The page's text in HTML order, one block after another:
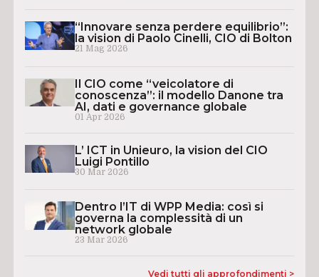
“Innovare senza perdere equilibrio”:
la vision di Paolo Cinelli, CIO di Bolton
21 Mag 2026
Il CIO come “veicolatore di
conoscenza”: il modello Danone tra
AI, dati e governance globale
01 Apr 2026
L’ ICT in Unieuro, la vision del CIO
Luigi Pontillo
30 Mar 2026
Dentro l’IT di WPP Media: così si
governa la complessità di un
network globale
23 Mar 2026
Vedi tutti gli approfondimenti >